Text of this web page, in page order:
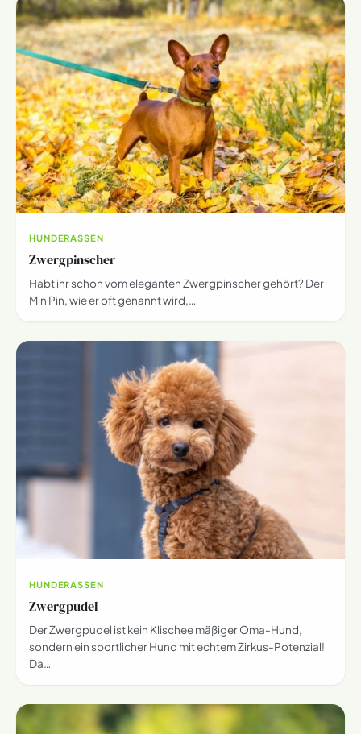
HUNDERASSEN
Zwergpinscher
Habt ihr schon vom eleganten Zwergpinscher gehört? Der
Min Pin, wie er oft genannt wird,…
HUNDERASSEN
Zwergpudel
Der Zwergpudel ist kein Klischee mäßiger Oma-Hund,
sondern ein sportlicher Hund mit echtem Zirkus-Potenzial!
Da…